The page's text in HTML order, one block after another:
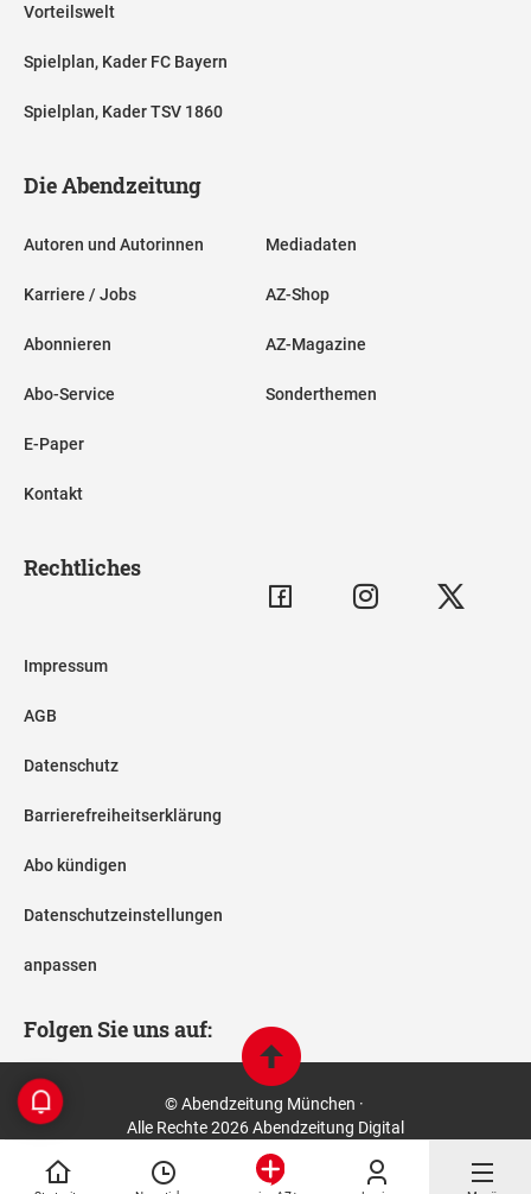
Vorteilswelt
Spielplan, Kader FC Bayern
Spielplan, Kader TSV 1860
Die Abendzeitung
Autoren und Autorinnen
Karriere / Jobs
Abonnieren
Abo-Service
E-Paper
Kontakt
Mediadaten
AZ-Shop
AZ-Magazine
Sonderthemen
Rechtliches
Impressum
AGB
Datenschutz
Barrierefreiheitserklärung
Abo kündigen
Datenschutzeinstellungen
anpassen
Folgen Sie uns auf:
© Abendzeitung München ·
Alle Rechte 2026 Abendzeitung Digital